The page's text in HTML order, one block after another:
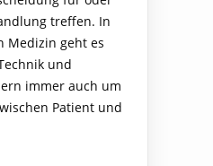
treffen. In
Medizin geht es
und
immer auch um
Patient und